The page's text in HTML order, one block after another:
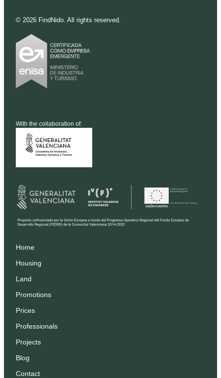
© 2026 FindNido. All rights reserved.
With the collaboration of:
Home
Housing
Land
Promotions
Prices
Professionals
Projects
Blog
Contact